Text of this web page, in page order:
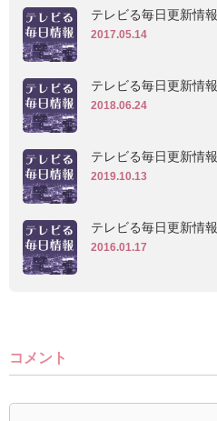
テレビる毎日更新情
2017.05.14
テレビる毎日更新情
2018.06.24
テレビる毎日更新情
2019.10.13
テレビる毎日更新情
2016.01.17
コメント